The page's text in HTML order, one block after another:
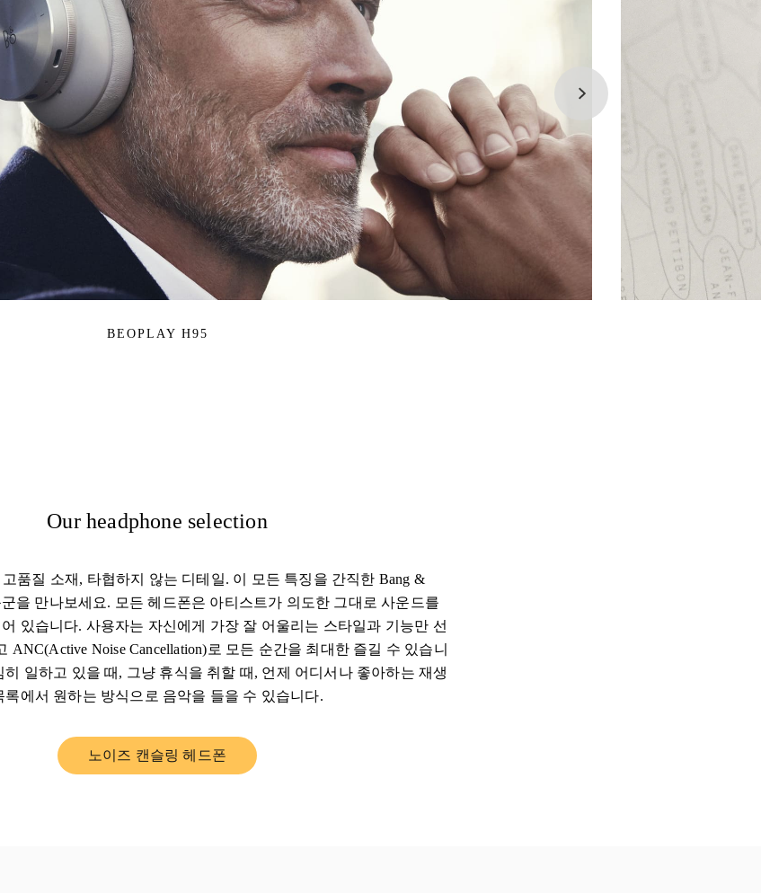
BEOPLAY H95
Our headphone selection
품질 소재, 타협하지 않는 디테일. 이 모든 특징을 간직한 Bang &
을 만나보세요. 모든 헤드폰은 아티스트가 의도한 그대로 사운드를
있습니다. 사용자는 자신에게 가장 잘 어울리는 스타일과 기능만 선
ANC(Active Noise Cancellation)로 모든 순간을 최대한 즐길 수 있습니
히 일하고 있을 때, 그냥 휴식을 취할 때, 언제 어디서나 좋아하는 재생
록에서 원하는 방식으로 음악을 들을 수 있습니다.
노이즈 캔슬링 헤드폰
Link Opens in New Tab